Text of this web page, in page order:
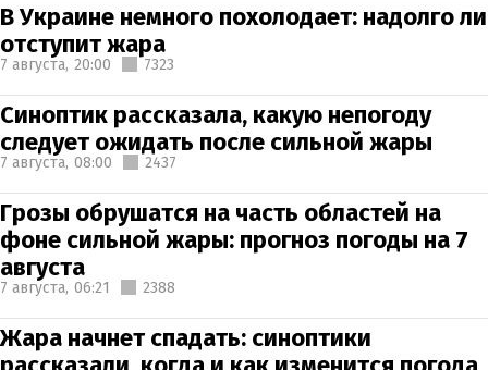
В Украине немного похолодает: надолго ли
отступит жара
7 августа, 20:00 7323
Синоптик рассказала, какую непогоду
следует ожидать после сильной жары
7 августа, 08:00 2437
Грозы обрушатся на часть областей на
фоне сильной жары: прогноз погоды на 7
августа
7 августа, 06:21 2388
Жара начнет спадать: синоптики